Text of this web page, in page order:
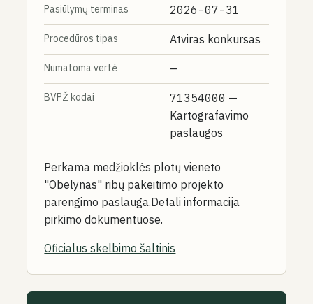
Pasiūlymų terminas 2026-07-31
Procedūros tipas Atviras konkursas
Numatoma vertė —
BVPŽ kodai 71354000 —
Kartografavimo
paslaugos
Perkama medžioklės plotų vieneto
"Obelynas" ribų pakeitimo projekto
parengimo paslauga.Detali informacija
pirkimo dokumentuose.
Oficialus skelbimo šaltinis